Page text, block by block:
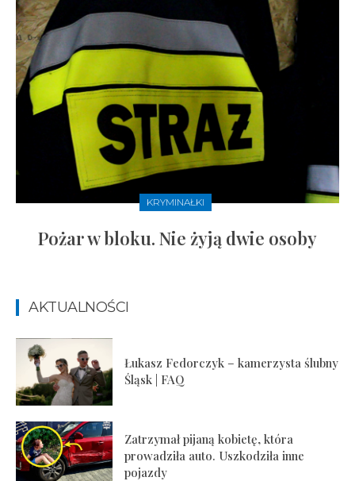
KRYMINAŁKI
Pożar w bloku. Nie żyją dwie osoby
AKTUALNOŚCI
Łukasz Fedorczyk – kamerzysta ślubny
Śląsk | FAQ
Zatrzymał pijaną kobietę, która
prowadziła auto. Uszkodziła inne
pojazdy